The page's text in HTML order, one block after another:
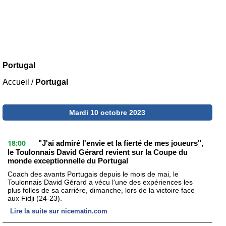
Portugal
Accueil / Portugal
Mardi 10 octobre 2023
18:00 -
"J'ai admiré l'envie et la fierté de mes joueurs",
le Toulonnais David Gérard revient sur la Coupe du
monde exceptionnelle du Portugal
Coach des avants Portugais depuis le mois de mai, le
Toulonnais David Gérard a vécu l'une des expériences les
plus folles de sa carrière, dimanche, lors de la victoire face
aux Fidji (24-23).
Lire la suite sur nicematin.com